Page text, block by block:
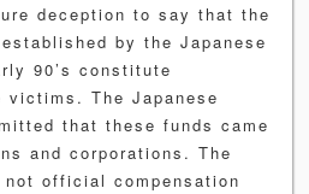
deception to say that the
by the Japanese
90’s constitute
victims. The Japanese
that these funds came
and corporations. The
official compensation